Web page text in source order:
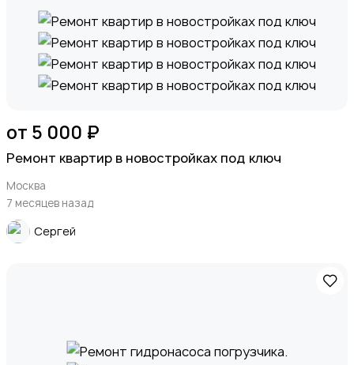
от 5 000 ₽
Ремонт квартир в новостройках под ключ
Москва
7 месяцев назад
Сергей